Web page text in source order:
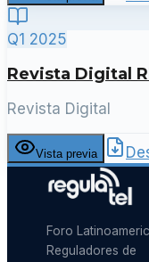
Q1 2025
Revista Digital
Revista Digital
Vista previa
Foro
Reguladores de